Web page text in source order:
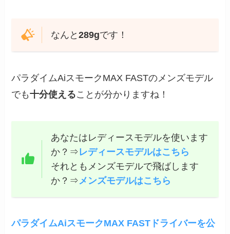
なんと 289gです！
パラダイムAiスモークMAX FASTのメンズモデル
でも十分使えることが分かりますね！
あなたはレディースモデルを使います
か？⇒レディースモデルはこちら
それともメンズモデルで飛ばします
か？⇒ メンズモデルはこちら
パラダイムAiスモークMAX FASTドライバーを公